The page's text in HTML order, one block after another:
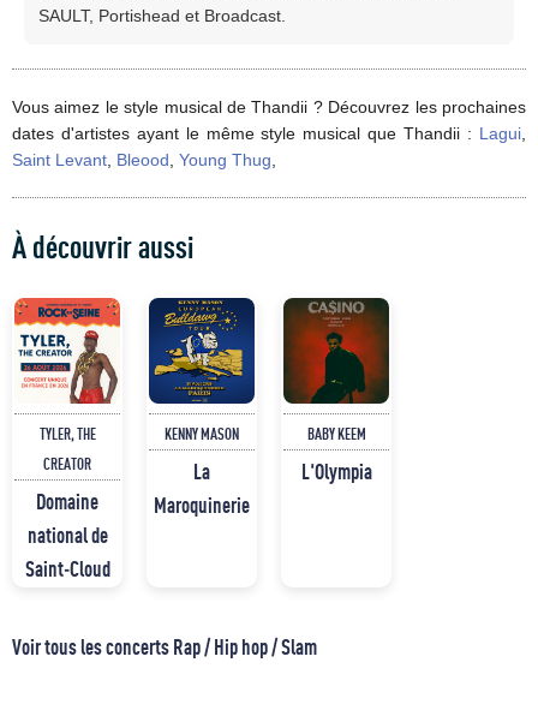
SAULT, Portishead et Broadcast.
Vous aimez le style musical de Thandii ? Découvrez les prochaines
dates d'artistes ayant le même style musical que Thandii : Lagui
Saint Levant Bleood Young Thug
À découvrir aussi
TYLER, THE
CREATOR
Domaine
national de
Saint-Cloud
KENNY MASON
La
Maroquinerie
BABY KEEM
L'Olympia
Voir tous les concerts Rap / Hip hop / Slam